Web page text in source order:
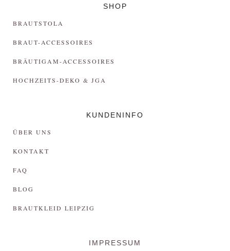
SHOP
BRAUTSTOLA
BRAUT-ACCESSOIRES
BRÄUTIGAM-ACCESSOIRES
HOCHZEITS-DEKO & JGA
KUNDENINFO
ÜBER UNS
KONTAKT
FAQ
BLOG
BRAUTKLEID LEIPZIG
IMPRESSUM